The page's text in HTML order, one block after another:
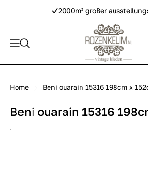
2000m² groBer
Home Beni ouarain 15316 198cm x
Beni ouarain 15316